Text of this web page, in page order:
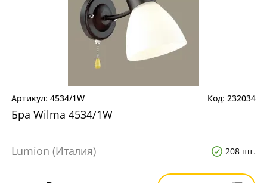
4534/1W 232034
Бра Wilma 4534/1W
Lumion (Италия) 208 шт.